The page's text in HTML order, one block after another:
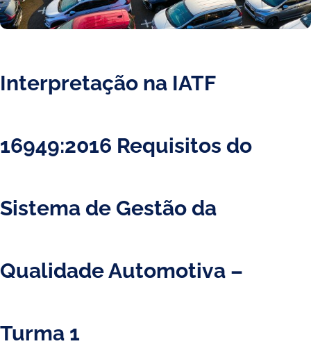
Interpretação na IATF
16949:2016 Requisitos do
Sistema de Gestão da
Qualidade Automotiva​ –
Turma 1